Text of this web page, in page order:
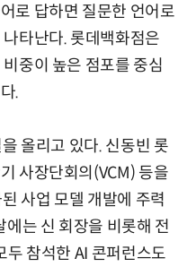
로 답하면 질문한 언어로
타난다. 롯데백화점은
중이 높은 점포를 중심
.
올리고 있다. 신동빈 롯
사장단회의(VCM) 등을
사업 모델 개발에 주력
는 신 회장을 비롯해 전
두 참석한 AI 콘퍼런스도